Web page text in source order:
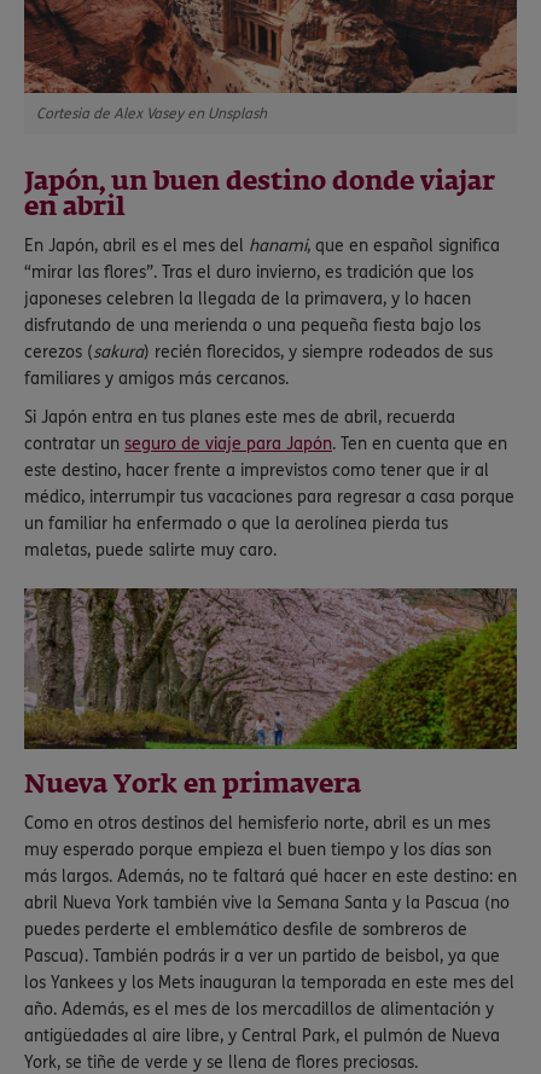
Cortesia de Alex Vasey en Unsplash
Japón, un buen destino donde viajar
en abril
En Japón, abril es el mes del hanami, que en español significa
“mirar las flores”. Tras el duro invierno, es tradición que los
japoneses celebren la llegada de la primavera, y lo hacen
disfrutando de una merienda o una pequeña fiesta bajo los
cerezos (sakura) recién florecidos, y siempre rodeados de sus
familiares y amigos más cercanos.
Si Japón entra en tus planes este mes de abril, recuerda
contratar un seguro de viaje para Japón. Ten en cuenta que en
este destino, hacer frente a imprevistos como tener que ir al
médico, interrumpir tus vacaciones para regresar a casa porque
un familiar ha enfermado o que la aerolínea pierda tus
maletas, puede salirte muy caro.
Nueva York en primavera
Como en otros destinos del hemisferio norte, abril es un mes
muy esperado porque empieza el buen tiempo y los días son
más largos. Además, no te faltará qué hacer en este destino: en
abril Nueva York también vive la Semana Santa y la Pascua (no
puedes perderte el emblemático desfile de sombreros de
Pascua). También podrás ir a ver un partido de beisbol, ya que
los Yankees y los Mets inauguran la temporada en este mes del
año. Además, es el mes de los mercadillos de alimentación y
antigüedades al aire libre, y Central Park, el pulmón de Nueva
York, se tiñe de verde y se llena de flores preciosas.